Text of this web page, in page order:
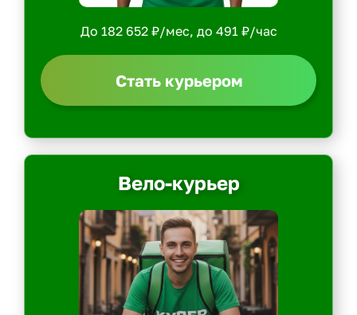
До 182 652 ₽/мес, до 491 ₽/час
Стать курьером
Вело-курьер